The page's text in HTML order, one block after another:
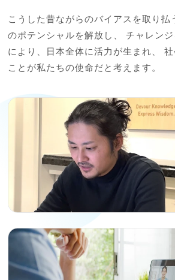
こうした昔ながらのバイアスを取り払
のポテンシャルを解放し、 チャレン
により、日本全体に活力が生まれ、
ことが私たちの使命だと考えます。